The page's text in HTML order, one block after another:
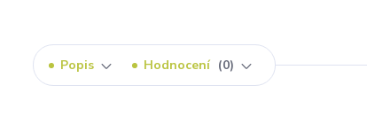
Popis Hodnocení 0